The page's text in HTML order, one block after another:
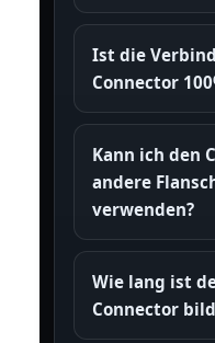
Ist die
Connector
Kann ich den
andere
verwenden?
Wie lang ist
Connector